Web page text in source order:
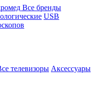
Все бренды
USB
телевизоры Аксессуары